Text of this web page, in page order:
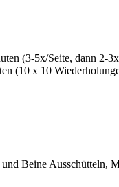
(3-5x/Seite, dann 2-
(10 x 10
Beine Ausschütteln,